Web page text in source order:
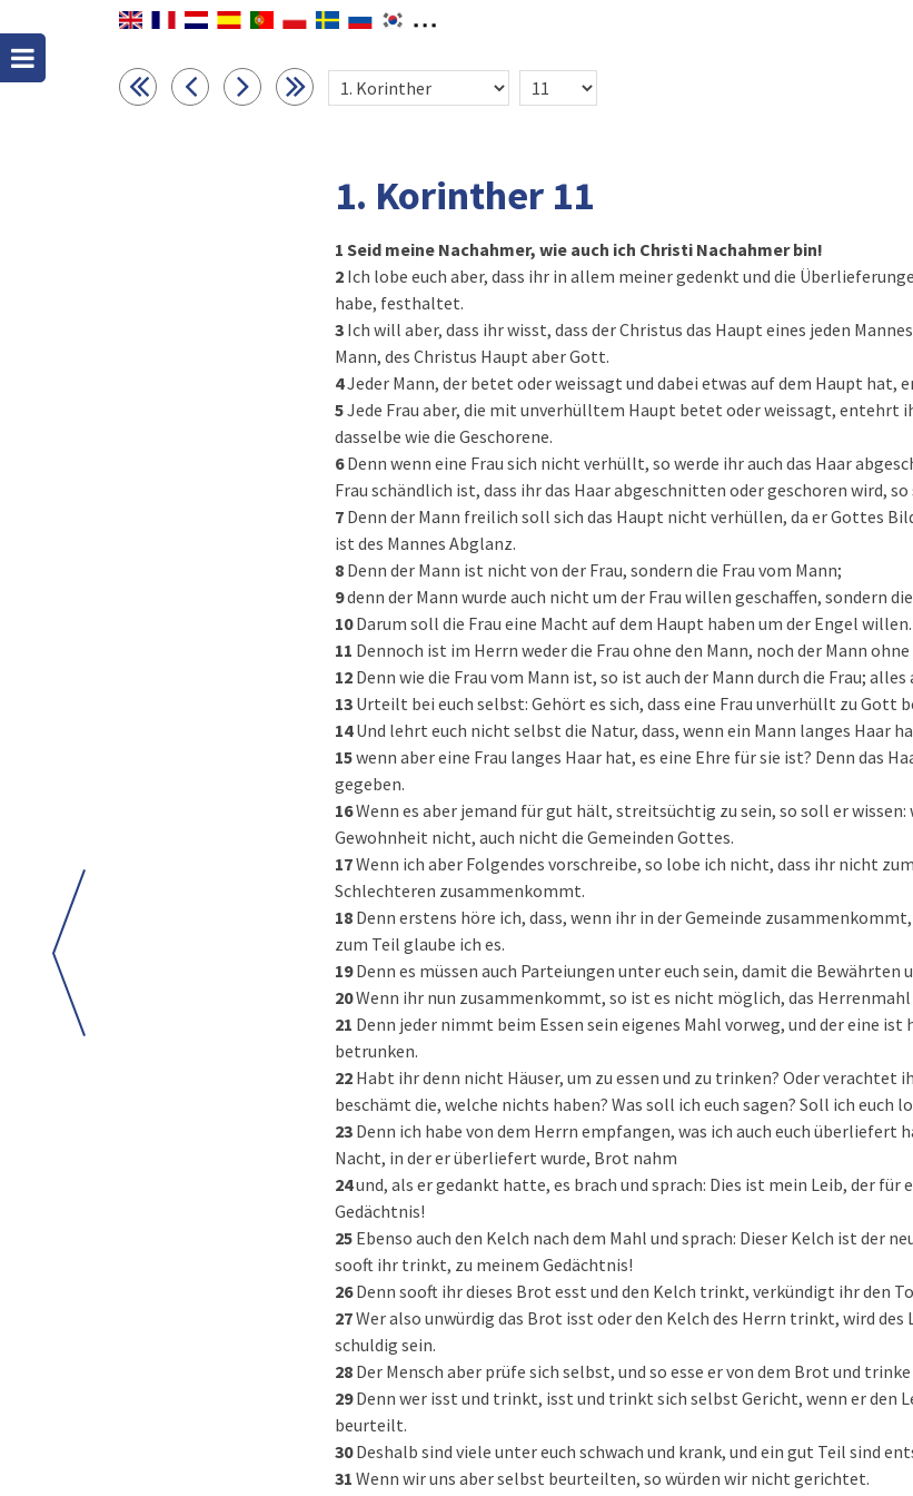
1. Korinther 11
1 Seid meine Nachahmer, wie auch ich Christi Nachahmer bin!
2 Ich lobe euch aber, dass ihr in allem meiner gedenkt und die
habe, festhaltet.
3 Ich will aber, dass ihr wisst, dass der Christus das Haupt eines jeden
Mann, des Christus Haupt aber Gott.
4Jeder Mann, der betet oder weissagt und dabei etwas auf dem Haupt hat,
5Jede Frau aber, die mit unverhülltem Haupt betet oder weissagt, entehrt
dasselbe wie die Geschorene.
6Denn wenn eine Frau sich nicht verhüllt, so werde ihr auch das Haar
Frau schändlich ist, dass ihr das Haar abgeschnitten oder geschoren wird,
7 Denn der Mann freilich soll sich das Haupt nicht verhüllen, da er Gottes
ist des Mannes Abglanz.
8 Denn der Mann ist nicht von der Frau, sondern die Frau vom Mann;
9denn der Mann wurde auch nicht um der Frau willen geschaffen, sondern
10Darum soll die Frau eine Macht auf dem Haupt haben um der Engel willen.
11 Dennoch ist im Herrn weder die Frau ohne den Mann, noch der Mann ohne
12 Denn wie die Frau vom Mann ist, so ist auch der Mann durch die Frau;
13 Urteilt bei euch selbst: Gehört es sich, dass eine Frau unverhüllt zu Gott
14Und lehrt euch nicht selbst die Natur, dass, wenn ein Mann langes Haar
15wenn aber eine Frau langes Haar hat, es eine Ehre für sie ist? Denn das
gegeben.
16Wenn es aber jemand für gut hält, streitsüchtig zu sein, so soll er
Gewohnheit nicht, auch nicht die Gemeinden Gottes.
17Wenn ich aber Folgendes vorschreibe, so lobe ich nicht, dass ihr nicht
Schlechteren zusammenkommt.
18 Denn erstens höre ich, dass, wenn ihr in der Gemeinde
zum Teil glaube ich es.
19Denn es müssen auch Parteiungen unter euch sein, damit die Bewährten
20Wenn ihr nun zusammenkommt, so ist es nicht möglich, das Herrenmahl
21 Denn jeder nimmt beim Essen sein eigenes Mahl vorweg, und der eine ist
betrunken.
22 Habt ihr denn nicht Häuser, um zu essen und zu trinken? Oder verachtet
beschämt die, welche nichts haben? Was soll ich euch sagen? Soll ich euch
23 Denn ich habe von dem Herrn empfangen, was ich auch euch überliefert
Nacht, in der er überliefert wurde, Brot nahm
24und, als er gedankt hatte, es brach und sprach: Dies ist mein Leib, der für
Gedächtnis!
25 Ebenso auch den Kelch nach dem Mahl und sprach: Dieser Kelch ist der
sooft ihr trinkt, zu meinem Gedächtnis!
26Denn sooft ihr dieses Brot esst und den Kelch trinkt, verkündigt ihr den
27Wer also unwürdig das Brot isst oder den Kelch des Herrn trinkt, wird des
schuldig sein.
28 Der Mensch aber prüfe sich selbst, und so esse er von dem Brot und
29Denn wer isst und trinkt, isst und trinkt sich selbst Gericht, wenn er den
beurteilt.
30Deshalb sind viele unter euch schwach und krank, und ein gut Teil sind
31 Wenn wir uns aber selbst beurteilten, so würden wir nicht gerichtet.